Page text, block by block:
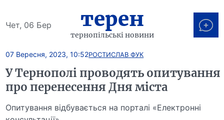
Чет, 06 Бер терен
тернопільські новини
07 Вересня, 2023, 10:52РОСТИСЛАВ ФУК
У Тернополі проводять опитування
про перенесення Дня міста
Опитування відбувається на порталі «Електронні